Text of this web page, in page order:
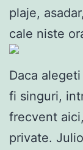
plaje,
cale niste
Daca
fi singuri,
frecvent
private.